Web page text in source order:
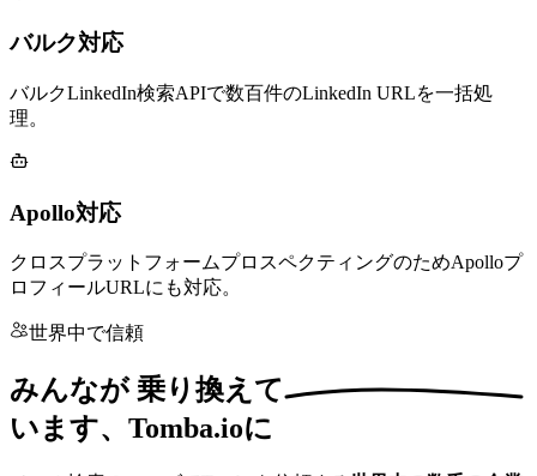
バルク対応
バルクLinkedIn検索APIで数百件のLinkedIn URLを一括処
理。
Apollo対応
クロスプラットフォームプロスペクティングのためApolloプ
ロフィールURLにも対応。
世界中で信頼
みんなが乗り換えて
います、Tomba.ioに